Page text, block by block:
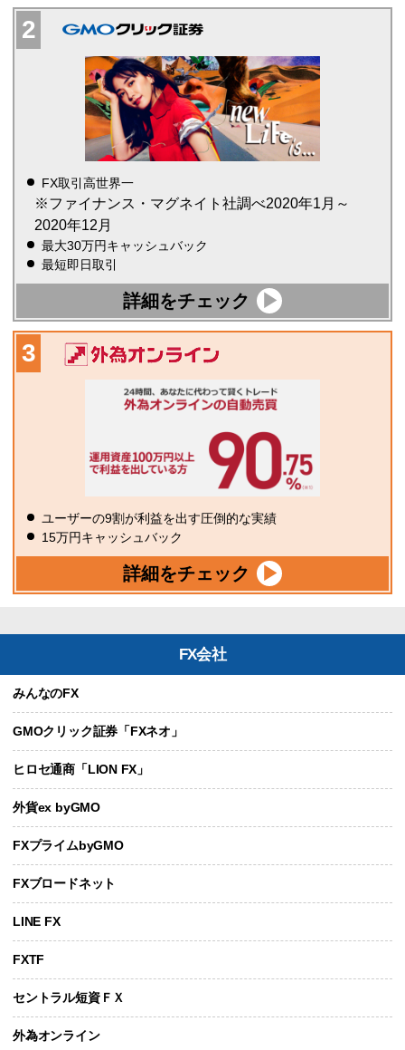
FX取引高世界一
※ファイナンス・マグネイト社調べ2020年1月～
2020年12月
最大30万円キャッシュバック
最短即日取引
詳細をチェック
ユーザーの9割が利益を出す圧倒的な実績
15万円キャッシュバック
詳細をチェック
FX会社
みんなのFX
GMOクリック証券「FXネオ」
ヒロセ通商「LION FX」
外貨ex byGMO
FXプライムbyGMO
FXブロードネット
LINE FX
FXTF
セントラル短資ＦＸ
外為オンライン